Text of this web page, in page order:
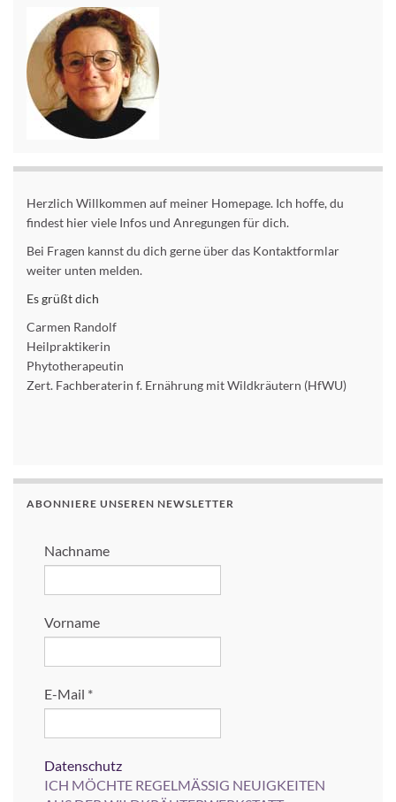
Herzlich Willkommen auf meiner Homepage. Ich hoffe, du
findest hier viele Infos und Anregungen für dich.
Bei Fragen kannst du dich gerne über das Kontaktformlar
weiter unten melden.
Es grüßt dich
Carmen Randolf
Heilpraktikerin
Phytotherapeutin
Zert. Fachberaterin f. Ernährung mit Wildkräutern (HfWU)
ABONNIERE UNSEREN NEWSLETTER
Nachname
Vorname
E-Mail *
Datenschutz
ICH MÖCHTE REGELMÄSSIG NEUIGKEITEN